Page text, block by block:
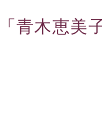
の解剖学
別冊
青木恵美子